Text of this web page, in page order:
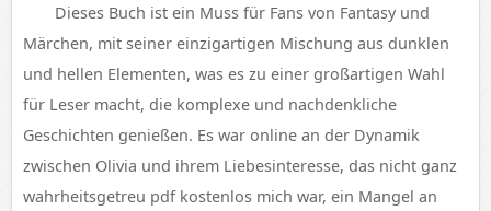
Dieses Buch ist ein Muss für Fans von Fantasy und
Märchen, mit seiner einzigartigen Mischung aus dunklen
und hellen Elementen, was es zu einer großartigen Wahl
für Leser macht, die komplexe und nachdenkliche
Geschichten genießen. Es war online an der Dynamik
zwischen Olivia und ihrem Liebesinteresse, das nicht ganz
wahrheitsgetreu pdf kostenlos mich war, ein Mangel an